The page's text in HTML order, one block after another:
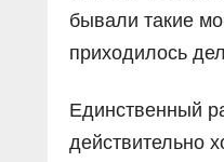
бывали такие
приходилось
Единственный
действительно